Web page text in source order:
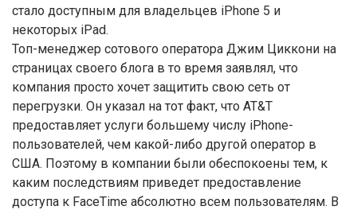
стало доступным для владельцев iPhone 5 и
некоторых iPad.
Топ-менеджер сотового оператора Джим Циккони на
страницах своего блога в то время заявлял, что
компания просто хочет защитить свою сеть от
перегрузки. Он указал на тот факт, что AT&T
предоставляет услуги большему числу iPhone-
пользователей, чем какой-либо другой оператор в
США. Поэтому в компании были обеспокоены тем, к
каким последствиям приведет предоставление
доступа к FaceTime абсолютно всем пользователям. В